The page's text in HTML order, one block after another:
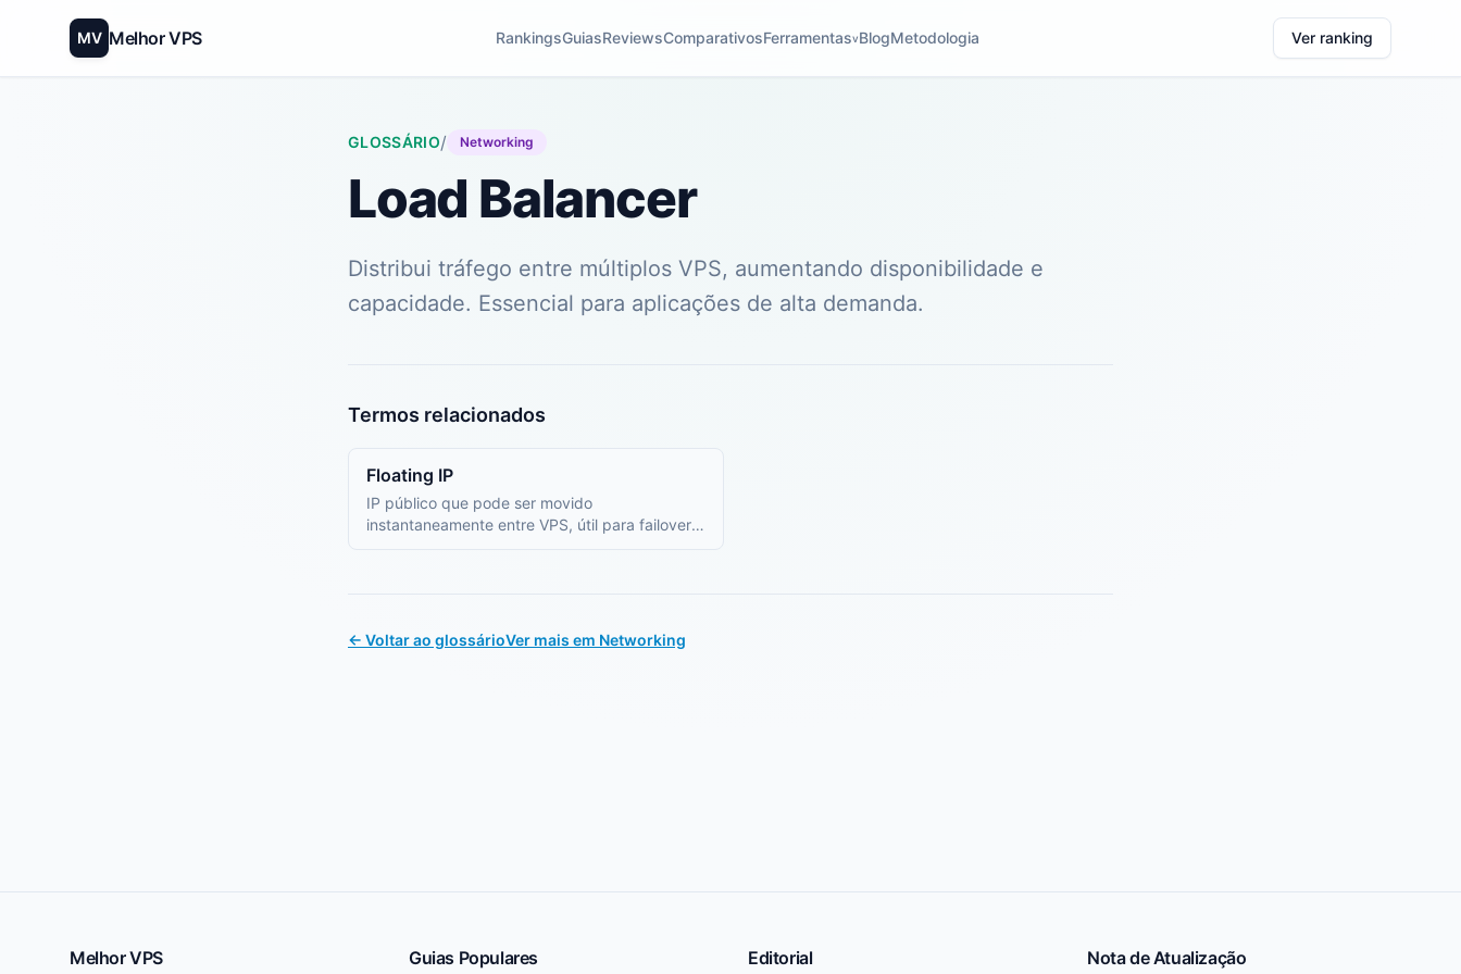
MV Melhor VPS RankingsGuiasReviewsComparativosFerramentasvBlogMetodologia Ver ranking
GLOSSÁRIO/ Networking
Load Balancer
Distribui tráfego entre múltiplos VPS, aumentando disponibilidade e
capacidade. Essencial para aplicações de alta demanda.
Termos relacionados
Floating IP
IP público que pode ser movido
instantaneamente entre VPS, útil para failover e
← Voltar ao glossárioVer mais em Networking
Melhor VPS Guias Populares Editorial Nota de Atualização